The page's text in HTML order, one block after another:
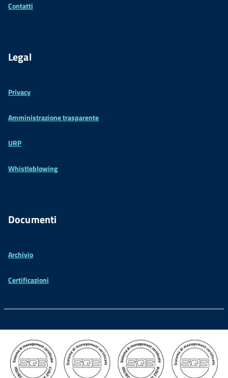
Contatti
Legal
Privacy
Amministrazione trasparente
URP
Whistleblowing
Documenti
Archivio
Certificazioni